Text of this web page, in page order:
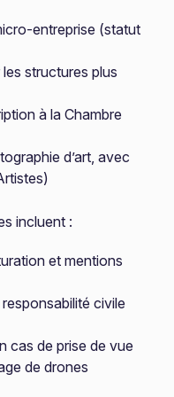
entreprise (statut
structures plus
à la Chambre
d’art, avec
incluent :
et mentions
civile
cas de prise de vue
de drones